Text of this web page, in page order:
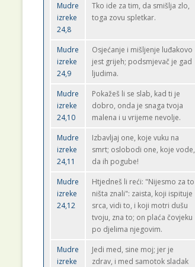
Mudre
izreke
24,8
Tko ide za tim, da smišlja zlo,
toga zovu spletkar.
Mudre
izreke
24,9
Osjećanje i mišljenje luđakovo
jest grijeh; podsmjevač je gad
ljudima.
Mudre
izreke
24,10
Pokažeš li se slab, kad ti je
dobro, onda je snaga tvoja
malena i u vrijeme nevolje.
Mudre
izreke
24,11
Izbavljaj one, koje vuku na
smrt; oslobodi one, koje vode,
da ih pogube!
Mudre
izreke
24,12
Htjedneš li reći: "Nijesmo za to
ništa znali": zaista, koji ispituje
srca, vidi to, i koji motri dušu
tvoju, zna to; on plaća čovjeku
po djelima njegovim.
Mudre
izreke
Jedi med, sine moj; jer je
zdrav, i med samotok sladak